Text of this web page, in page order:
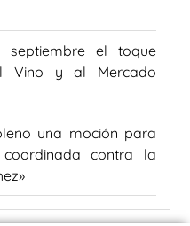
septiembre el toque
Vino y al Mercado
una moción para
contra la